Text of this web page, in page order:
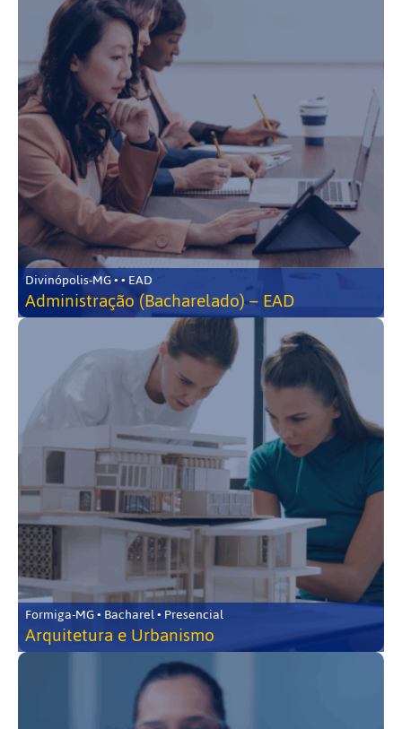
Divinópolis-MG • • EAD
Administração (Bacharelado) – EAD
Formiga-MG • Bacharel • Presencial
Arquitetura e Urbanismo